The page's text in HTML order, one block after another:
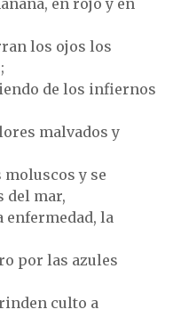
los ojos los
de los infiernos
malvados y
y se
del mar,
enfermedad, la
por las azules
culto a